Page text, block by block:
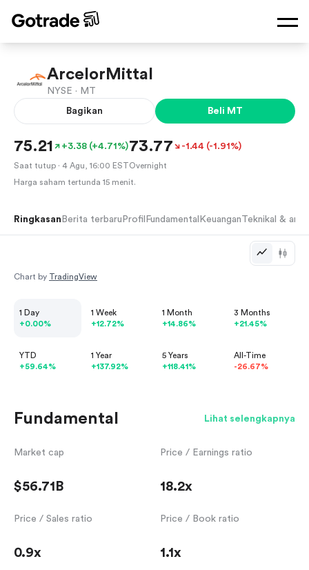
ArcelorMittal
NYSE · MT
Bagikan Beli MT
75.21 +3.38 (+4.71%)
Saat tutup · 4 Agu, 16:00 EST
73.77 -1.44 (-1.91%)
Overnight
Harga saham tertunda 15 menit.
Ringkasan Berita terbaru Profil Fundamental Keuangan Teknikal &
Chart by TradingView
1 Day
+0.00%
1 Week
+12.72%
1 Month
+14.86%
3 Months
+21.45%
YTD
+59.64%
1 Year
+137.92%
5 Years
+118.41%
All-Time
-26.67%
Fundamental Lihat selengkapnya
Market cap
$56.71B
Price / Earnings ratio
18.2x
Price / Sales ratio
0.9x
Price / Book ratio
1.1x